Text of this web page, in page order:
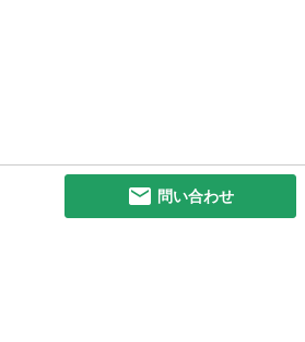
問い合わせ